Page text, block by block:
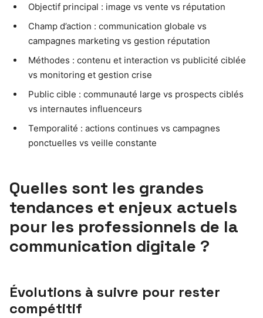
Objectif principal : image vs vente vs réputation
Champ d’action : communication globale vs
campagnes marketing vs gestion réputation
Méthodes : contenu et interaction vs publicité ciblée
vs monitoring et gestion crise
Public cible : communauté large vs prospects ciblés
vs internautes influenceurs
Temporalité : actions continues vs campagnes
ponctuelles vs veille constante
Quelles sont les grandes
tendances et enjeux actuels
pour les professionnels de la
communication digitale ?
Évolutions à suivre pour rester
compétitif